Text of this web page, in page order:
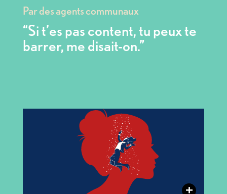
Par des agents communaux
“Si t’es pas content, tu peux te
barrer, me disait-on.”
+